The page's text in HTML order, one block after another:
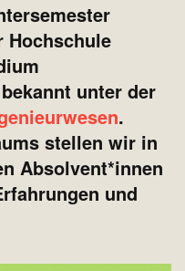
Hochschule
unter der
.
stellen wir in
Absolvent*innen
und